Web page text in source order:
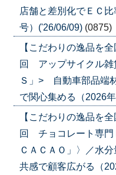
店舗と差別化でＥＣ
号）('26/06/09) (0875)
【こだわりの逸品を
回 アップサイクル雑
Ｓ」> 自動車部品端
で関心集める（2026
【こだわりの逸品を
回 チョコレート専門
ＣＡＣＡＯ」〉／水
共感で顧客広がる（